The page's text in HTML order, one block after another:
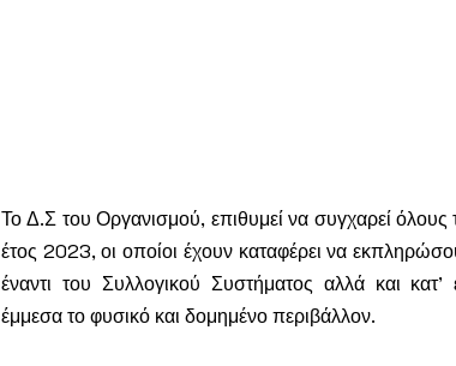
Το Δ.Σ του Οργανισμού, επιθυμεί να συγχαρεί όλους
έτος 2023, οι οποίοι έχουν καταφέρει να
έναντι του Συλλογικού Συστήματος αλλά και
έμμεσα το φυσικό και δομημένο περιβάλλον.